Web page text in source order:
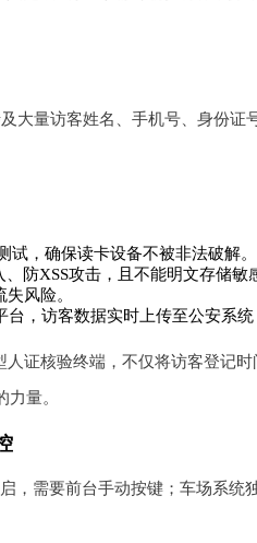
大量访客姓名、手机号、身份
试，确保读卡设备不被非法破解。
防XSS攻击，且不能明文存储敏
风险。
，访客数据实时上传至公安系统
证核验终端，不仅将访客登
量。
，需要前台手动按键；车场系